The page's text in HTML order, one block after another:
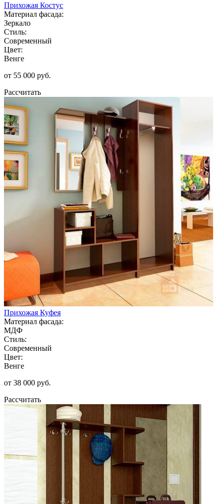
Прихожая Костус
Материал фасада:
Зеркало
Стиль:
Современный
Цвет:
Венге
от 55 000 руб.
Рассчитать
Прихожая Куфея
Материал фасада:
МДФ
Стиль:
Современный
Цвет:
Венге
от 38 000 руб.
Рассчитать